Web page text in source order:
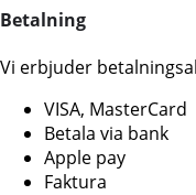
Betalning
Vi erbjuder
VISA, MasterCard
Betala via bank
Apple pay
Faktura